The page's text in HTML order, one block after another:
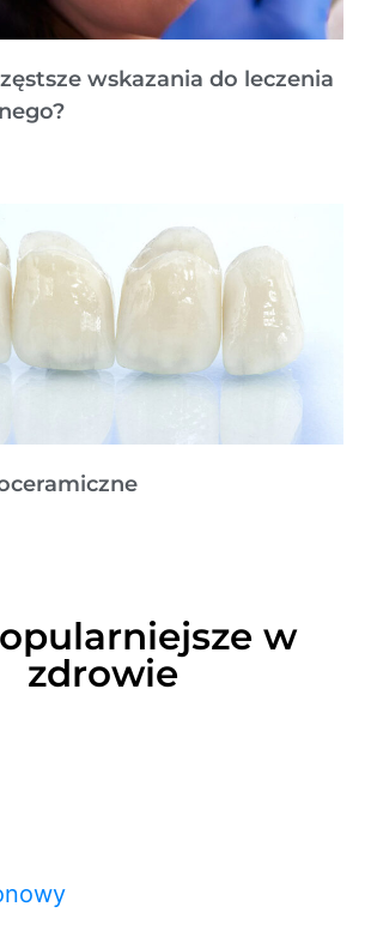
wskazania do leczenia
w
zdrowie